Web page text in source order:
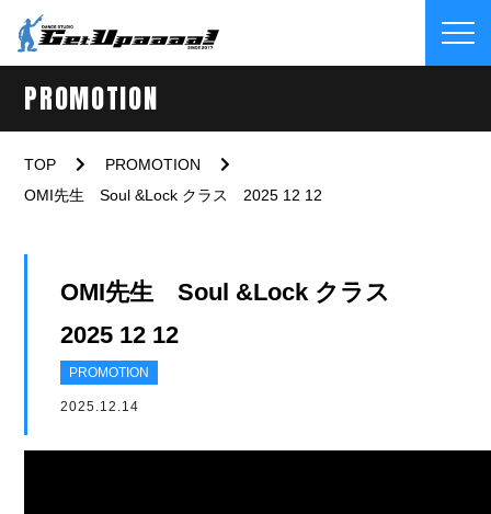
PROMOTION
TOP
PROMOTION
OMI先生 Soul &Lock クラス 2025 12 12
OMI先生 Soul &Lock クラス
2025 12 12
PROMOTION
2025.12.14